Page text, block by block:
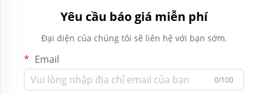
Yêu cầu báo giá miễn phí
Đại diện của chúng tôi sẽ liên hệ với bạn sớm.
Email
0/100